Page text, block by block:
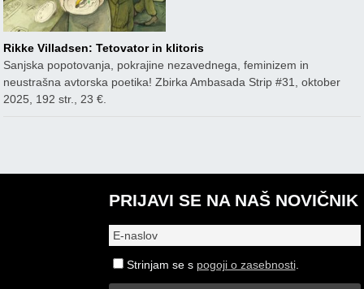
Rikke Villadsen: Tetovator in klitoris
Sanjska popotovanja, pokrajine nezavednega, feminizem in
neustrašna avtorska poetika! Zbirka Ambasada Strip #31, oktober
2025, 192 str., 23 €.
PRIJAVI SE NA NAŠ NOVIČNIK
Strinjam se s pogoji o zasebnosti.